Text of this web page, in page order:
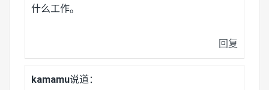
什么工作。
回复
kamamu说道：